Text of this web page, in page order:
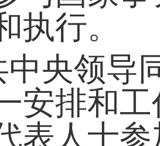
四条 支
加国家
与国家
执行。